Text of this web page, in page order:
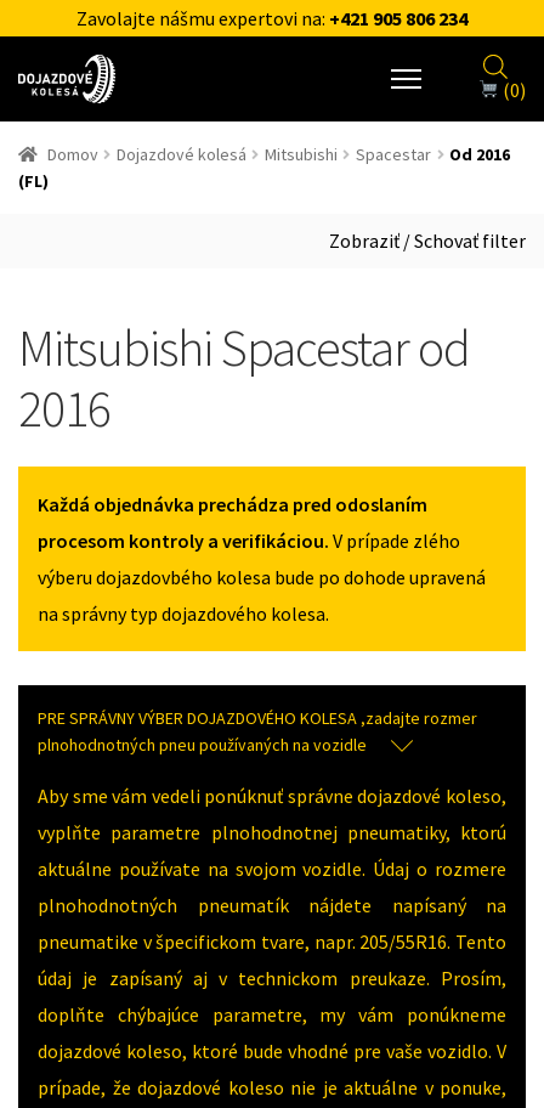
Zavolajte nášmu expertovi na: +421 905 806 234
(0)
Domov Dojazdové kolesá Mitsubishi Spacestar
Od 2016
(FL)
Zobraziť / Schovať filter
Mitsubishi Spacestar od
2016
Každá objednávka prechádza pred odoslaním
procesom kontroly a verifikáciou. V prípade zlého
výberu dojazdovbého kolesa bude po dohode upravená
na správny typ dojazdového kolesa.
PRE SPRÁVNY VÝBER DOJAZDOVÉHO KOLESA ,zadajte rozmer
plnohodnotných pneu používaných na vozidle
Aby sme vám vedeli ponúknuť správne dojazdové koleso,
vyplňte parametre plnohodnotnej pneumatiky, ktorú
aktuálne používate na svojom vozidle. Údaj o rozmere
plnohodnotných pneumatík nájdete napísaný na
pneumatike v špecifickom tvare, napr. 205/55R16. Tento
údaj je zapísaný aj v technickom preukaze. Prosím,
doplňte chýbajúce parametre, my vám ponúkneme
dojazdové koleso, ktoré bude vhodné pre vaše vozidlo. V
prípade, že dojazdové koleso nie je aktuálne v ponuke,